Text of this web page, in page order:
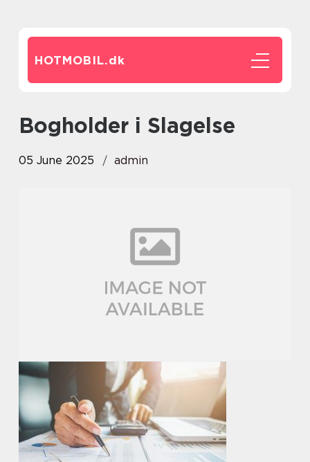
HOTMOBIL.dk
bogholder i Slagelse
05 June 2025 admin